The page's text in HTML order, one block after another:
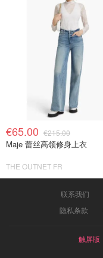
€65.00 €215.00
Maje 蕾丝高领修身上衣
THE OUTNET FR
联系我们
隐私条款
触屏版